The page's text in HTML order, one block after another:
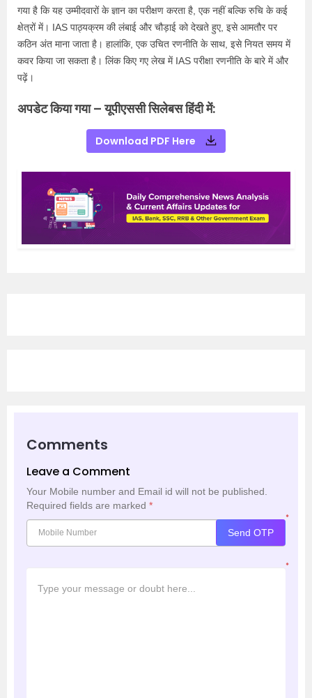
गया है कि यह उम्मीदवारों के ज्ञान का परीक्षण करता है, एक नहीं बल्कि रुचि के कई
क्षेत्रों में। IAS पाठ्यक्रम की लंबाई और चौड़ाई को देखते हुए, इसे आमतौर पर
कठिन अंत माना जाता है। हालांकि, एक उचित रणनीति के साथ, इसे नियत समय में
कवर किया जा सकता है। लिंक किए गए लेख में IAS परीक्षा रणनीति के बारे में और
पढ़ें।
अपडेट किया गया – यूपीएससी सिलेबस हिंदी में:
Download PDF Here
Comments
Leave a Comment
Your Mobile number and Email id will not be published.
Required fields are marked *
*
Send OTP
*